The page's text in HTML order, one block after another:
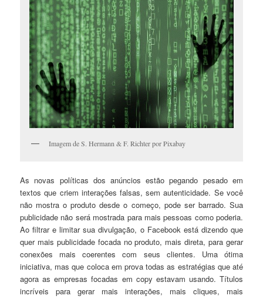
Imagem de S. Hermann & F. Richter por Pixabay
As novas políticas dos anúncios estão pegando pesado em
textos que criem interações falsas, sem autenticidade. Se você
não mostra o produto desde o começo, pode ser barrado. Sua
publicidade não será mostrada para mais pessoas como poderia.
Ao filtrar e limitar sua divulgação, o Facebook está dizendo que
quer mais publicidade focada no produto, mais direta, para gerar
conexões mais coerentes com seus clientes. Uma ótima
iniciativa, mas que coloca em prova todas as estratégias que até
agora as empresas focadas em copy estavam usando. Títulos
incríveis para gerar mais interações, mais cliques, mais